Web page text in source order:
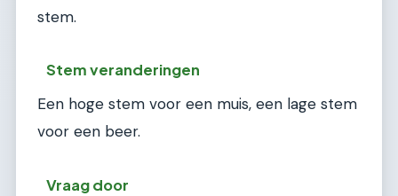
stem.
Stem veranderingen
Een hoge stem voor een muis, een lage stem
voor een beer.
Vraag door